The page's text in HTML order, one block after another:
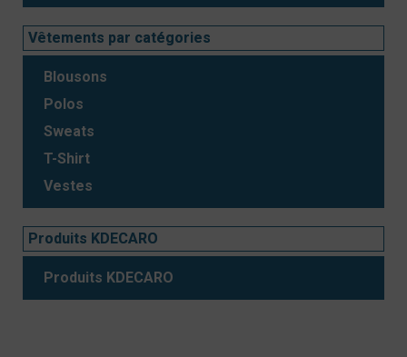
Vêtements par catégories
Blousons
Polos
Sweats
T-Shirt
Vestes
Produits KDECARO
Produits KDECARO